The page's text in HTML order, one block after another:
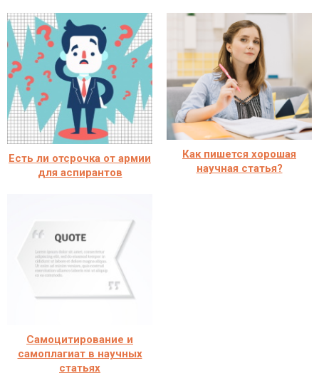
Есть ли отсрочка от армии
для аспирантов
Как пишется хорошая
научная статья?
Самоцитирование и
самоплагиат в научных
статьях